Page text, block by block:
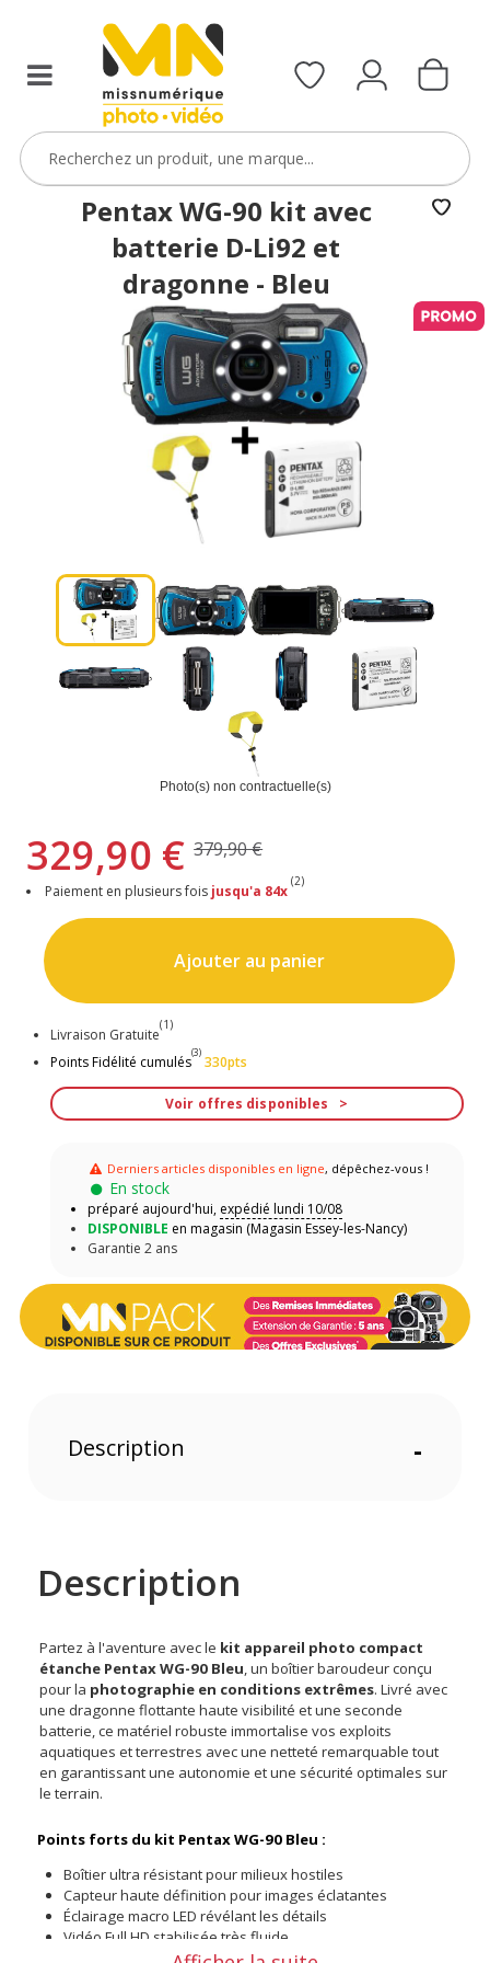
compact,
bridge
ou
étanche)
BoitierBatterie5
VOIR L'OFFRE
Pentax WG-90 kit avec
batterie D-Li92 et
dragonne - Bleu
Photo(s) non contractuelle(s)
329,90 € 379,90 €
Paiement en plusieurs fois jusqu'a 84x
(2)
Ajouter au panier
Livraison Gratuite
(1)
Points Fidélité cumulés
(3)
330pts
Voir offres disponibles
Derniers articles disponibles en ligne, dépêchez-vous !
En stock
préparé aujourd'hui, expédié lundi 10/08
DISPONIBLE
en magasin (Magasin Essey-les-Nancy)
Garantie 2 ans
Description -
Description
Partez à l'aventure avec le kit appareil photo compact
étanche PentaxWG-90 Bleu, un boîtier baroudeur conçu
pour la photographie en conditions extrêmes. Livré avec
une dragonne flottante haute visibilité et une seconde
batterie, ce matériel robuste immortalise vos exploits
aquatiques et terrestres avec une netteté remarquable tout
en garantissant une autonomie et une sécurité optimales sur
le terrain.
Points forts du kit Pentax WG-90 Bleu :
Boîtier ultra résistant pour milieux hostiles
Capteur haute définition pour images éclatantes
Éclairage macro LED révélant les détails
Vidéo Full HD stabilisée très fluide
Batterie supplémentaire doublant votre temps d'action